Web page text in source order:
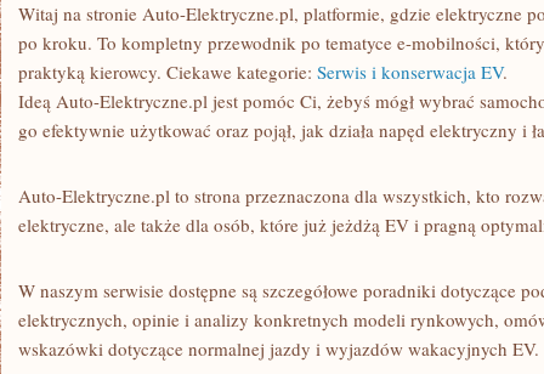
NAJDZIWNIEJSZE
KONCEPCJE
AUT
Witaj na stronie Auto-Elektryczne.pl, platformie, gdzie elektryczne
po kroku. To kompletny przewodnik po tematyce e-mobilności,
praktyką kierowcy. Ciekawe kategorie: Serwis i konserwacja EV.
Ideą Auto-Elektryczne.pl jest pomóc Ci, żebyś mógł wybrać
go efektywnie użytkować oraz pojął, jak działa napęd elektryczny i
Auto-Elektryczne.pl to strona przeznaczona dla wszystkich, kto
elektryczne, ale także dla osób, które już jeżdżą EV i pragną
W naszym serwisie dostępne są szczegółowe poradniki dotyczące
elektrycznych, opinie i analizy konkretnych modeli rynkowych,
wskazówki dotyczące normalnej jazdy i wyjazdów wakacyjnych EV.